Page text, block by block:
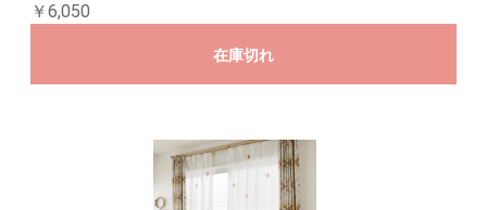
￥6,050
在庫切れ